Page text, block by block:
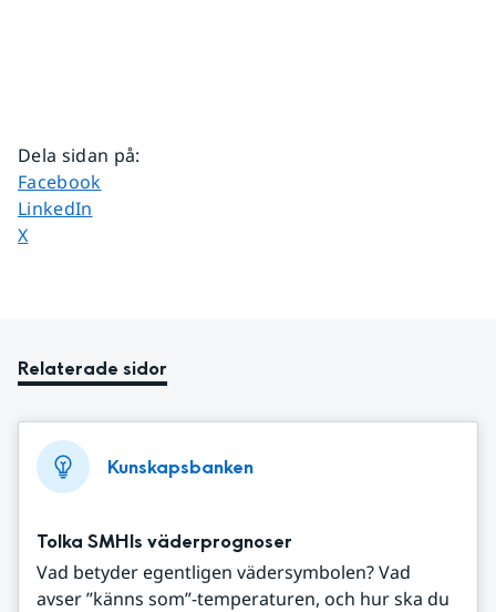
Dela sidan på:
Dela sidan på
Facebook
Dela sidan på
LinkedIn
Dela sidan på
X
Relaterade sidor
Kunskapsbanken
Tolka SMHIs väderprognoser
Vad betyder egentligen vädersymbolen? Vad
avser ”känns som”-temperaturen, och hur ska du